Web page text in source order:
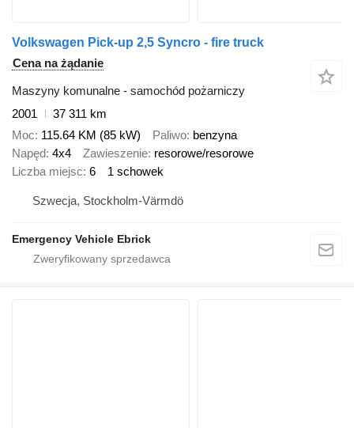
Volkswagen Pick-up 2,5 Syncro - fire truck
Cena na żądanie
Maszyny komunalne - samochód pożarniczy
2001
37 311 km
Moc 115.64 KM (85 kW) Paliwo benzyna
Napęd 4x4 Zawieszenie resorowe/resorowe
Liczba miejsc 6 1 schowek
Szwecja, Stockholm-Värmdö
Emergency Vehicle Ebrick